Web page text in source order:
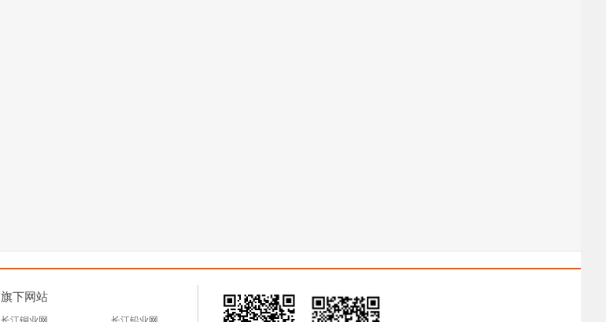
旗下网站